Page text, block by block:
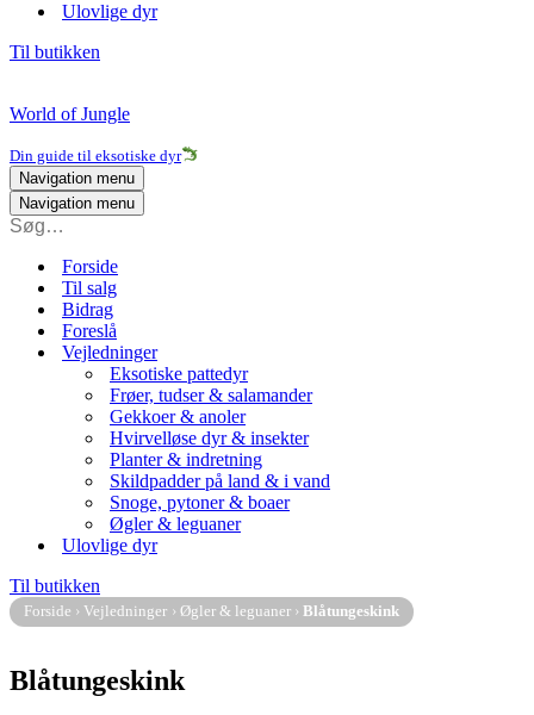
Ulovlige dyr
Til butikken
World of Jungle
Din guide til eksotiske dyr
Navigation menu
Navigation menu
Forside
Til salg
Bidrag
Foreslå
Vejledninger
Eksotiske pattedyr
Frøer, tudser & salamander
Gekkoer & anoler
Hvirvelløse dyr & insekter
Planter & indretning
Skildpadder på land & i vand
Snoge, pytoner & boaer
Øgler & leguaner
Ulovlige dyr
Til butikken
Forside › Vejledninger › Øgler & leguaner › Blåtungeskink
Blåtungeskink